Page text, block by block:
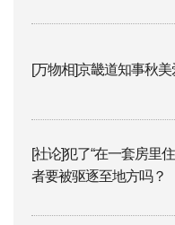
[万物相]京畿道知事秋
[社论]犯了“在一套房里
者要被驱逐至地方吗？